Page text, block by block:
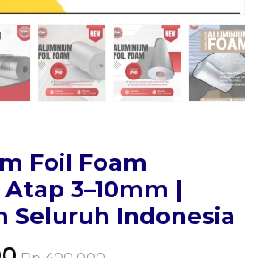
Foil Foam
3–10mm |
Seluruh Indonesia